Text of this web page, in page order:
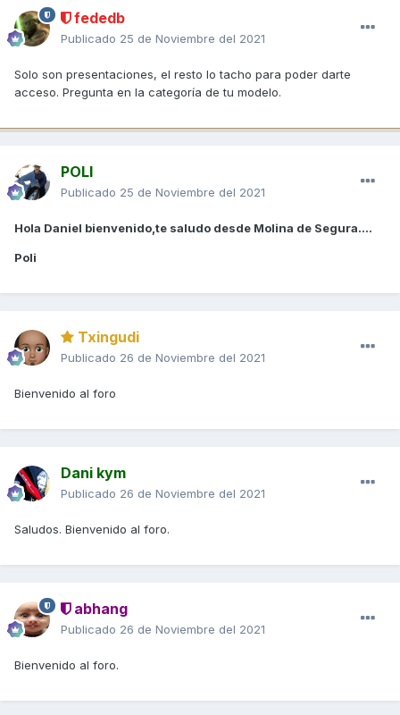
fededb
Publicado 25 de Noviembre del 2021
Solo son presentaciones, el resto lo tacho para poder darte
acceso. Pregunta en la categoría de tu modelo.
POLI
Publicado 25 de Noviembre del 2021
Hola Daniel bienvenido,te saludo desde Molina de Segura....
Poli
Txingudi
Publicado 26 de Noviembre del 2021
Bienvenido al foro
Dani kym
Publicado 26 de Noviembre del 2021
Saludos. Bienvenido al foro.
abhang
Publicado 26 de Noviembre del 2021
Bienvenido al foro.